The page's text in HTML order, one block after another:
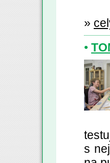
»
•
s